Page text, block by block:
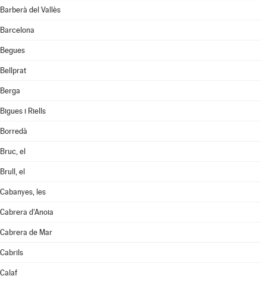
Barberà del Vallès
Barcelona
Begues
Bellprat
Berga
Bigues i Riells
Borredà
Bruc, el
Brull, el
Cabanyes, les
Cabrera d'Anoia
Cabrera de Mar
Cabrils
Calaf